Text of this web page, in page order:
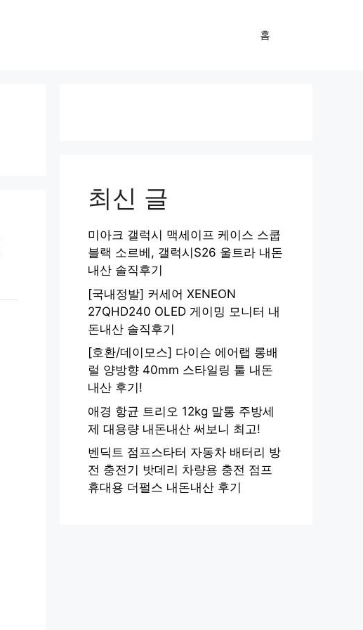
홈
최신 글
미아크 갤럭시 맥세이프 케이스 스쿱
블랙 소르베, 갤럭시S26 울트라 내돈
내산 솔직후기
[국내정발] 커세어 XENEON
27QHD240 OLED 게이밍 모니터 내
돈내산 솔직후기
[호환/데이모스] 다이슨 에어랩 롱배
럴 양방향 40mm 스타일링 툴 내돈
내산 후기!
애경 항균 트리오 12kg 말통 주방세
제 대용량 내돈내산 써보니 최고!
벤딕트 점프스타터 자동차 배터리 방
전 충전기 밧데리 차량용 충전 점프
휴대용 더펄스 내돈내산 후기